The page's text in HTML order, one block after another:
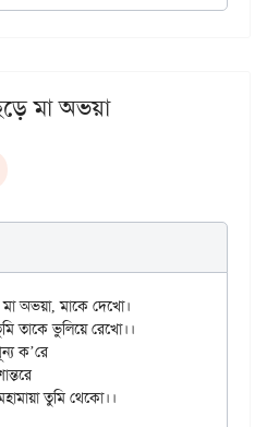
মা অভয়া
অভয়া, মাকে দেখো।
তাকে ভুলিয়ে রেখো।।